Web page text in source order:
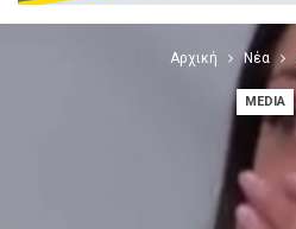
Αρχική Νέα
MEDIA